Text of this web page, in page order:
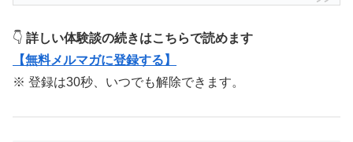
👇 詳しい体験談の続きはこちらで読めます
【無料メルマガに登録する】
※ 登録は30秒、いつでも解除できます。